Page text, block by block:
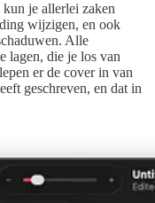
je allerlei zaken
wijzigen, en ook
Alle
lagen, die je los van
er de cover in van
geschreven, en dat in